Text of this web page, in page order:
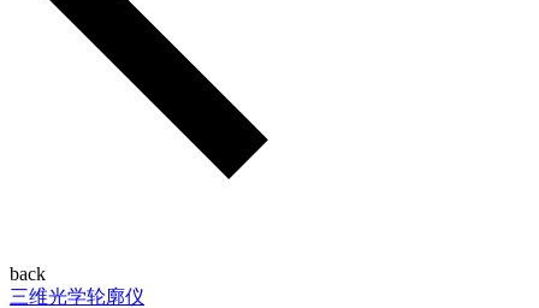
back
三维光学轮廓仪